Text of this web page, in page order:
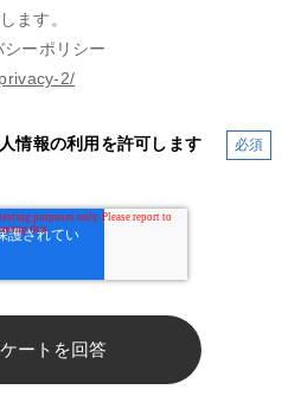
ます。
ーポリシー
2/
情報の利用を許可します